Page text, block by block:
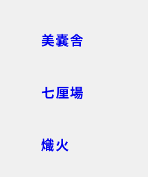
美嚢舎
七厘場
熾火